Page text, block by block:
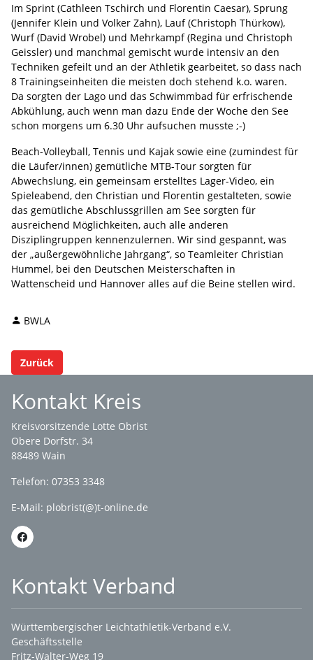
Im Sprint (Cathleen Tschirch und Florentin Caesar), Sprung
(Jennifer Klein und Volker Zahn), Lauf (Christoph Thürkow),
Wurf (David Wrobel) und Mehrkampf (Regina und Christoph
Geissler) und manchmal gemischt wurde intensiv an den
Techniken gefeilt und an der Athletik gearbeitet, so dass nach
8 Trainingseinheiten die meisten doch stehend k.o. waren.
Da sorgten der Lago und das Schwimmbad für erfrischende
Abkühlung, auch wenn man dazu Ende der Woche den See
schon morgens um 6.30 Uhr aufsuchen musste ;-)
Beach-Volleyball, Tennis und Kajak sowie eine (zumindest für
die Läufer/innen) gemütliche MTB-Tour sorgten für
Abwechslung, ein gemeinsam erstelltes Lager-Video, ein
Spieleabend, den Christian und Florentin gestalteten, sowie
das gemütliche Abschlussgrillen am See sorgten für
ausreichend Möglichkeiten, auch alle anderen
Disziplingruppen kennenzulernen. Wir sind gespannt, was
der „außergewöhnliche Jahrgang“, so Teamleiter Christian
Hummel, bei den Deutschen Meisterschaften in
Wattenscheid und Hannover alles auf die Beine stellen wird.
BWLA
Zurück
Kontakt Kreis
Kreisvorsitzende Lotte Obrist
Obere Dorfstr. 34
88489 Wain
Telefon: 07353 3348
E-Mail: plobrist(@)t-online.de
Kontakt Verband
Württembergischer Leichtathletik-Verband e.V.
Geschäftsstelle
Fritz-Walter-Weg 19